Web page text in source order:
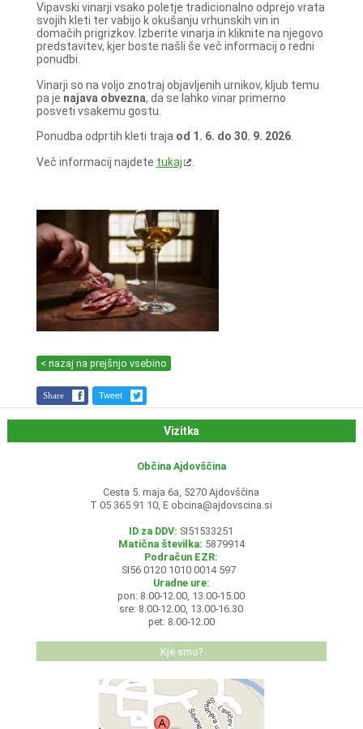
Vipavski vinarji vsako poletje tradicionalno odprejo vrata
svojih kleti ter vabijo k okušanju vrhunskih vin in
domačih prigrizkov. Izberite vinarja in kliknite na njegovo
predstavitev, kjer boste našli še več informacij o redni
ponudbi.
Vinarji so na voljo znotraj objavljenih urnikov, kljub temu
pa je najava obvezna, da se lahko vinar primerno
posveti vsakemu gostu.
Ponudba odprtih kleti traja od 1. 6. do 30. 9. 2026.
Več informacij najdete tukaj
< nazaj na prejšnjo vsebino
Share Tweet
Vizitka
Občina Ajdovščina
Cesta 5. maja 6a, 5270 Ajdovščina
T 05 365 91 10, E obcina@ajdovscina.si
ID za DDV: SI51533251
Matična številka: 5879914
Podračun EZR:
SI56 0120 1010 0014 597
Uradne ure:
pon: 8.00-12.00, 13.00-15.00
sre: 8.00-12.00, 13.00-16.30
pet: 8.00-12.00
Kje smo?